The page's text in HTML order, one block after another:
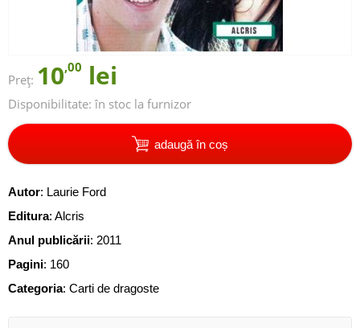
Preț: 10,00 lei
Disponibilitate: în stoc la furnizor
adaugă în coș
Autor: Laurie Ford
Editura: Alcris
Anul publicării: 2011
Pagini: 160
Categoria: Carti de dragoste